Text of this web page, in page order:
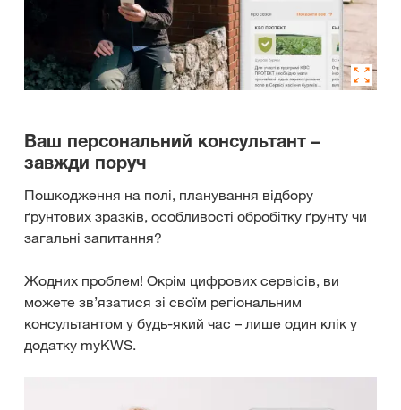
Ваш персональний консультант –
завжди поруч
Пошкодження на полі, планування відбору
ґрунтових зразків, особливості обробітку ґрунту чи
загальні запитання?
Жодних проблем! Окрім цифрових сервісів, ви
можете зв’язатися зі своїм регіональним
консультантом у будь-який час – лише один клік у
додатку myKWS.